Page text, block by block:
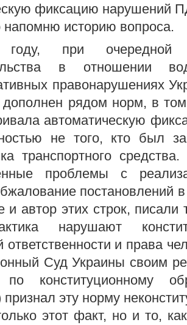
фиксацию нарушений
историю вопроса.
при очередной
в отношении
правонарушениях
рядом норм, в том
автоматическую
не того, кто был
транспортного
проблемы с
постановлений
и автор этих строк, писали
нарушают
ответственности и права
Суд Украины своим
конституционному
признал эту норму
этот факт, но и то,